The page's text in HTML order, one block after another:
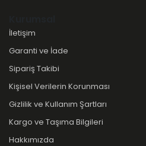
İletişim
Garanti ve İade
Sipariş Takibi
Kişisel Verilerin Korunması
Gizlilik ve Kullanım Şartları
Kargo ve Taşıma Bilgileri
Hakkımızda